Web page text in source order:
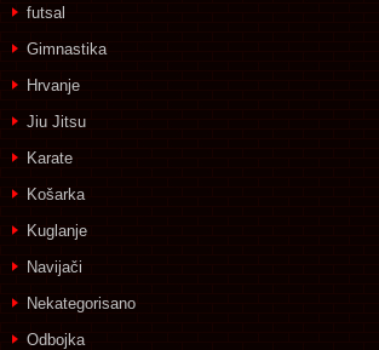
futsal
Gimnastika
Hrvanje
Jiu Jitsu
Karate
Košarka
Kuglanje
Navijači
Nekategorisano
Odbojka